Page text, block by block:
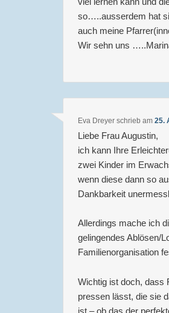
so…..ausserdem hat
auch meine
Wir sehn uns
Eva Dreyer schrieb am25.
Liebe Frau Augustin,
ich kann Ihre
zwei Kinder im
wenn diese dann so
Dankbarkeit
Allerdings mache ich
gelingendes Ablösen/
Familienorganisation
Wichtig ist doch, dass
pressen lässt, die sie
ist – ob das der